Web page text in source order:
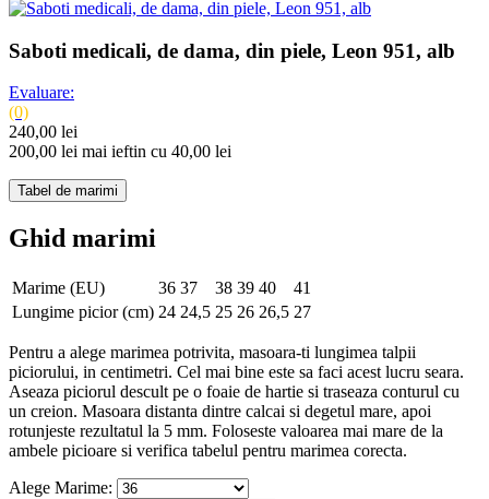
Saboti medicali, de dama, din piele, Leon 951, alb
Evaluare:
(0)
240,00 lei
200,00 lei mai ieftin cu 40,00 lei
Tabel de marimi
Ghid marimi
Marime (EU) 36 37 38 39 40
41
Lungime picior (cm) 24 24,5 25 26 26,5 27
Pentru a alege marimea potrivita, masoara-ti lungimea talpii
piciorului, in centimetri. Cel mai bine este sa faci acest lucru seara.
Aseaza piciorul descult pe o foaie de hartie si traseaza conturul cu
un creion. Masoara distanta dintre calcai si degetul mare, apoi
rotunjeste rezultatul la 5 mm. Foloseste valoarea mai mare de la
ambele picioare si verifica tabelul pentru marimea corecta.
Alege Marime: